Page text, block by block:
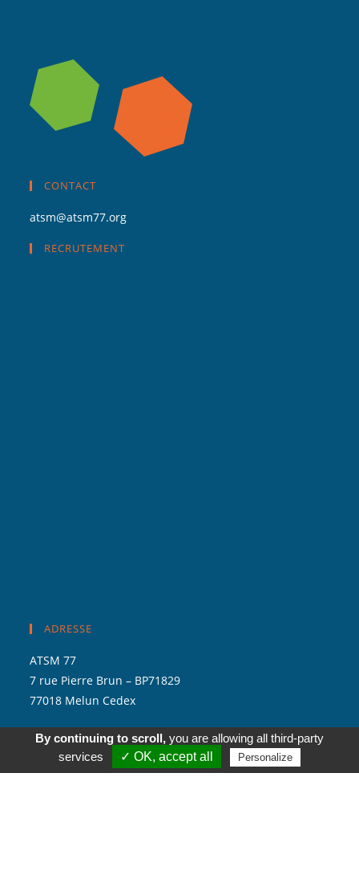
CONTACT
atsm@atsm77.org
RECRUTEMENT
ADRESSE
ATSM 77
7 rue Pierre Brun – BP71829
77018 Melun Cedex
By continuing to scroll,you are allowing all third-party
services
✓ OK, accept all Personalize